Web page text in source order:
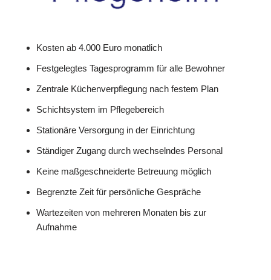
Kosten ab 4.000 Euro monatlich
Festgelegtes Tagesprogramm für alle Bewohner
Zentrale Küchenverpflegung nach festem Plan
Schichtsystem im Pflegebereich
Stationäre Versorgung in der Einrichtung
Ständiger Zugang durch wechselndes Personal
Keine maßgeschneiderte Betreuung möglich
Begrenzte Zeit für persönliche Gespräche
Wartezeiten von mehreren Monaten bis zur
Aufnahme